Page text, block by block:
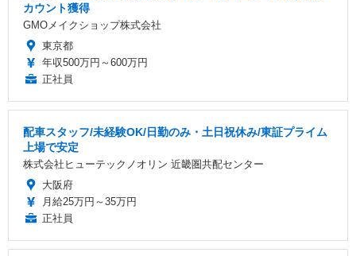
カウント獲得
GMOメイクショップ株式会社
東京都
年収500万円～600万円
正社員
配車スタッフ/未経験OK/日勤のみ・土日祝休み/東証プライム
上場で安定
株式会社ヒューテックノオリン 近畿圏共配センター
大阪府
月給25万円～35万円
正社員